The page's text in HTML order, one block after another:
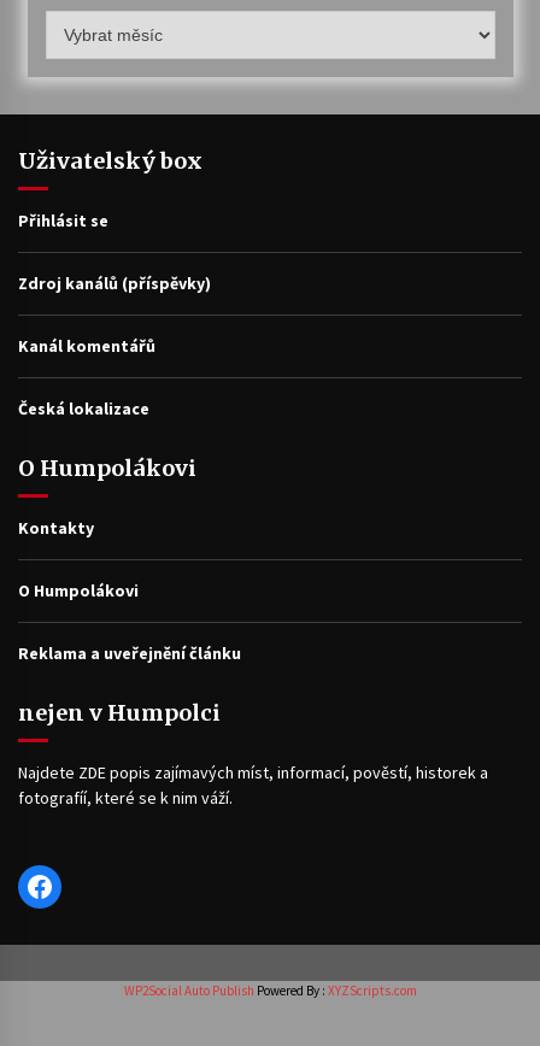
archiv
Uživatelský box
Přihlásit se
Zdroj kanálů (příspěvky)
Kanál komentářů
Česká lokalizace
O Humpolákovi
Kontakty
O Humpolákovi
Reklama a uveřejnění článku
nejen v Humpolci
Najdete ZDE popis zajímavých míst, informací, pověstí, historek a
fotografíí, které se k nim váží.
Facebook
WP2Social Auto Publish Powered By : XYZScripts.com